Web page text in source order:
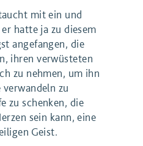
mit ein und
hatte ja zu diesem
angefangen, die
ihren verwüsteten
zu nehmen, um ihn
verwandeln zu
zu schenken, die
sein kann, eine
Geist.